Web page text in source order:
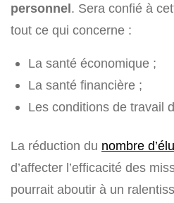
personnel. Sera confié à
tout ce qui concerne :
La santé économique ;
La santé financière ;
Les conditions de travail
La réduction du nombre
d’affecter l’efficacité des
pourrait aboutir à un